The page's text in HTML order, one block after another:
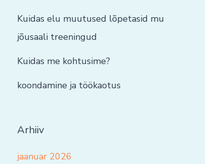
Kuidas elu muutused lõpetasid mu
jõusaali treeningud
Kuidas me kohtusime?
koondamine ja töökaotus
Arhiiv
jaanuar 2026